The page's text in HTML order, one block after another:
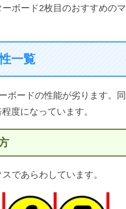
ボード2枚目のおすすめのマ
一覧
ボードの性能が劣ります。同
度になっています。
であらわしています。